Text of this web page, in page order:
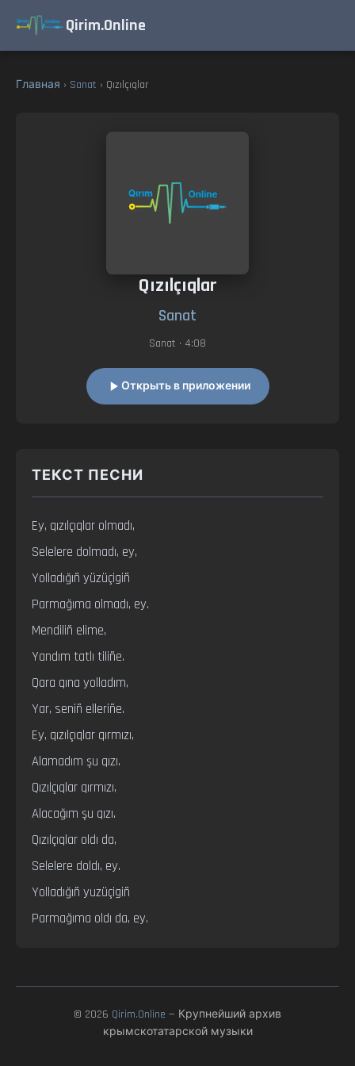
Qirim.Online
Главная › Sanat › Qızılçıqlar
Qızılçıqlar
Sanat
Sanat • 4:08
Открыть в приложении
ТЕКСТ ПЕСНИ
Ey, qızılçıqlar olmadı,
Selelere dolmadı, ey,
Yolladığıñ yüzüçigiñ
Parmağıma olmadı, ey.
Mendiliñ elime,
Yandım tatlı tiliñe.
Qara qına yolladım,
Yar, seniñ elleriñe.
Ey, qızılçıqlar qırmızı,
Alamadım şu qızı.
Qızılçıqlar qırmızı,
Alacağım şu qızı.
Qızılçıqlar oldı da,
Selelere doldı, ey.
Yolladığıñ yuzüçigiñ
Parmağıma oldı da, ey.
© 2026 Qirim.Online — Крупнейший архив
крымскотатарской музыки